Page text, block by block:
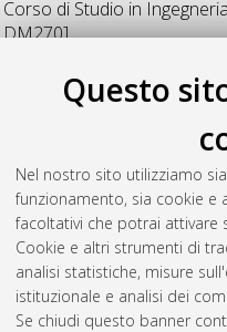
Questo
Nel nostro sito utilizziamo
funzionamento, sia cookie e
facoltativi che potrai attivare
Cookie e altri strumenti di
analisi statistiche, misure
istituzionale e analisi dei
Se chiudi questo banner
Corso di Studio in
DM270]
volumetric system for high
magistrale], Università di
Ingegneria chimica e di
Questa lista e' stata